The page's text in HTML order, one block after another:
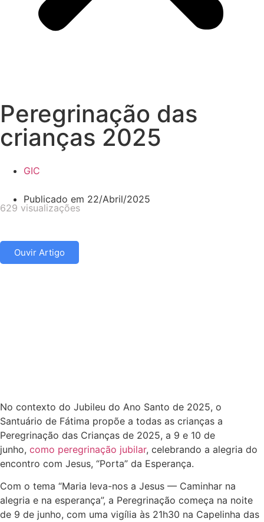
Peregrinação das
crianças 2025
GIC
Publicado em 22/Abril/2025
629 visualizações
Ouvir Artigo
No contexto do Jubileu do Ano Santo de 2025, o
Santuário de Fátima propõe a todas as crianças a
Peregrinação das Crianças de 2025, a 9 e 10 de
junho, como peregrinação jubilar, celebrando a alegria do
encontro com Jesus, “Porta” da Esperança.
Com o tema “Maria leva-nos a Jesus — Caminhar na
alegria e na esperança”, a Peregrinação começa na noite
de 9 de junho, com uma vigília às 21h30 na Capelinha das